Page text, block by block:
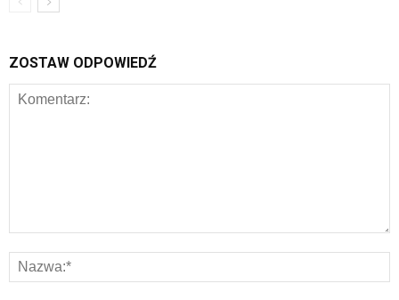
ZOSTAW ODPOWIEDŹ